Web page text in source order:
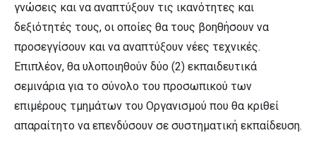
γνώσεις και να αναπτύξουν τις ικανότητες και
δεξιότητές τους, οι οποίες θα τους βοηθήσουν να
προσεγγίσουν και να αναπτύξουν νέες τεχνικές.
Επιπλέον, θα υλοποιηθούν δύο (2) εκπαιδευτικά
σεμινάρια για το σύνολο του προσωπικού των
επιμέρους τμημάτων του Οργανισμού που θα κριθεί
απαραίτητο να επενδύσουν σε συστηματική εκπαίδευση.